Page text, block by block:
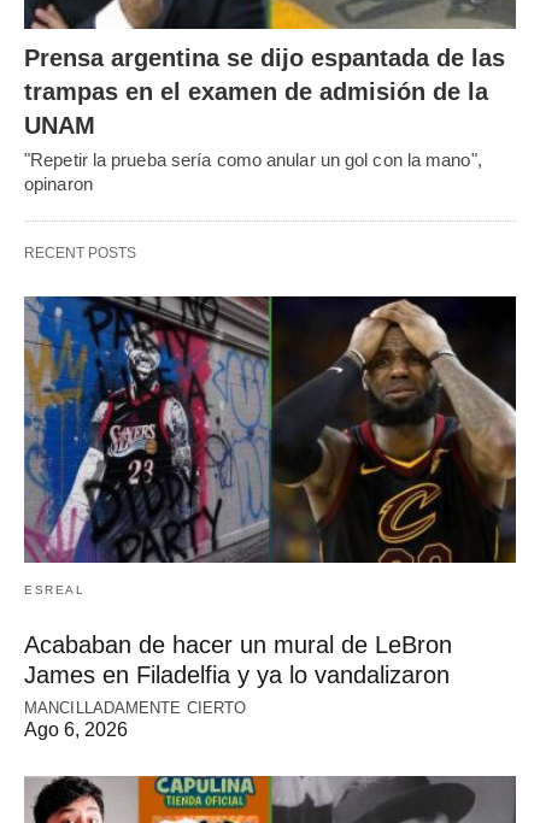
Prensa argentina se dijo espantada de las
trampas en el examen de admisión de la
UNAM
"Repetir la prueba sería como anular un gol con la mano",
opinaron
RECENT POSTS
ESREAL
Acababan de hacer un mural de LeBron
James en Filadelfia y ya lo vandalizaron
MANCILLADAMENTE CIERTO
Ago 6, 2026